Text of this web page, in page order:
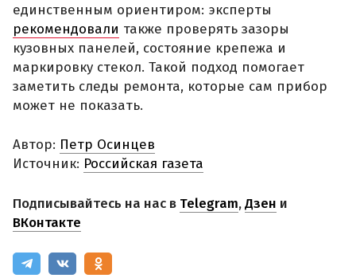
единственным ориентиром: эксперты
рекомендовали также проверять зазоры
кузовных панелей, состояние крепежа и
маркировку стекол. Такой подход помогает
заметить следы ремонта, которые сам прибор
может не показать.
Автор: Петр Осинцев
Источник: Российская газета
Подписывайтесь на нас в Telegram,Дзен и
ВКонтакте